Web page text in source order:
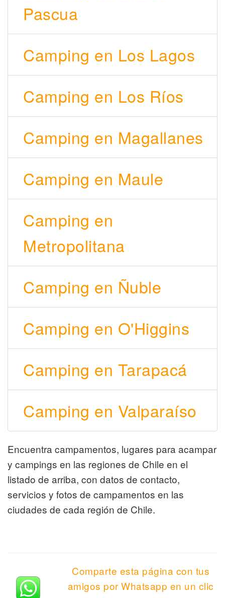
Pascua
Camping en Los Lagos
Camping en Los Ríos
Camping en Magallanes
Camping en Maule
Camping en
Metropolitana
Camping en Ñuble
Camping en O'Higgins
Camping en Tarapacá
Camping en Valparaíso
Encuentra campamentos, lugares para acampar
y campings en las regiones de Chile en el
listado de arriba, con datos de contacto,
servicios y fotos de campamentos en las
ciudades de cada región de Chile.
Comparte esta página con tus
amigos por Whatsapp en un clic